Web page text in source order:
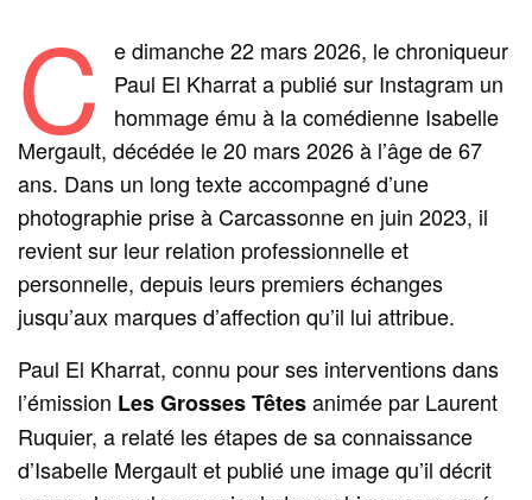
C
e dimanche 22 mars 2026, le chroniqueur
Paul El Kharrat a publié sur Instagram un
hommage ému à la comédienne Isabelle
Mergault, décédée le 20 mars 2026 à l’âge de 67
ans. Dans un long texte accompagné d’une
photographie prise à Carcassonne en juin 2023, il
revient sur leur relation professionnelle et
personnelle, depuis leurs premiers échanges
jusqu’aux marques d’affection qu’il lui attribue.
Paul El Kharrat, connu pour ses interventions dans
l’émission Les Grosses Têtesanimée par Laurent
Ruquier, a relaté les étapes de sa connaissance
d’Isabelle Mergault et publié une image qu’il décrit